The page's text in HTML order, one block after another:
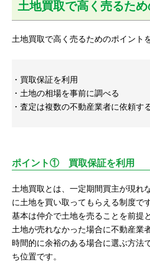
土地買取で高く売るため
土地買取で高く売るためのポイント
・買取保証を利用
・土地の相場を事前に調べる
・査定は複数の不動産業者に依頼す
ポイント① 買取保証を利用
土地買取とは、一定期間買主が現れ
に土地を買い取ってもらえる制度です
基本は仲介で土地を売ることを前提
土地が売れなかった場合に不動産業
時間的に余裕のある場合に選ぶ方法
ち位置です。